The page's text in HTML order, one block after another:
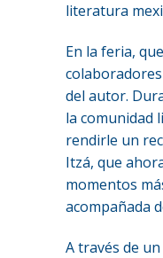
literatura
En la feria,
del autor.
la comunidad
rendirle un
Itzá, que
momentos
acompañada
A través de